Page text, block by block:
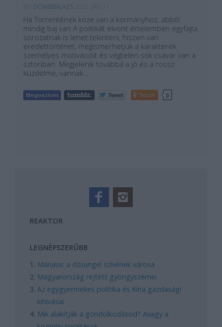
DOMBIBALAZS
Ha Torrentének köze van a kormányhoz, abból
mindig baj van A politikát elvont értelemben egyfajta
sorozatnak is lehet tekinteni, hiszen van
eredettörténet, megismerhetjük a karakterek
személyes motivációit és végtelen sok csavar van a
sztoriban. Megjelenik továbbá a jó és a rossz
küzdelme, vannak…
Tetszik 0
REAKTOR
LEGNÉPSZERŰBB
Manaus: a dzsungel szívének városa
Magyarország rejtett gyöngyszemei
Az egygyermekes politika és Kína gazdasági
kihívásai
Mik alakítják a gondolkodásod? Avagy a